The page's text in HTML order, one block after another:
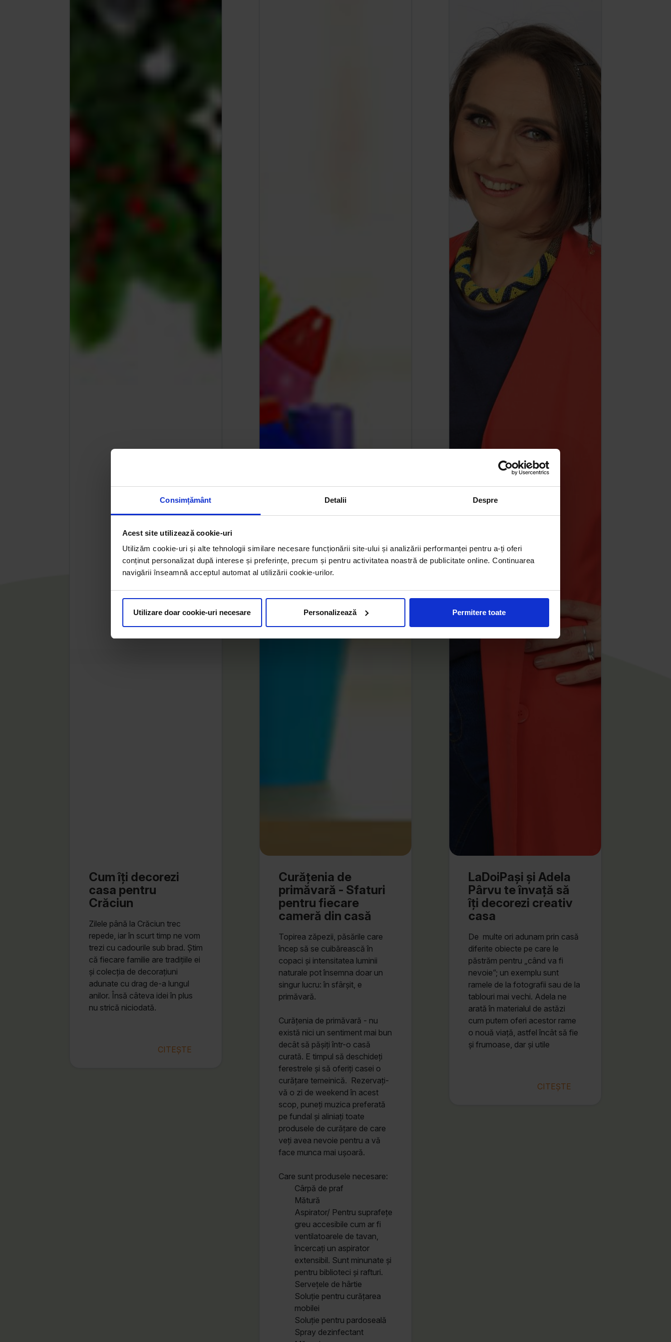
Consimțământ Detalii Despre
Acest site utilizează cookie-uri
Utilizăm cookie-uri și alte tehnologii similare necesare funcționării site-ului și analizării performanței pentru a-ți oferi
conținut personalizat după interese și preferințe, precum și pentru activitatea noastră de publicitate online. Continuarea
navigării înseamnă acceptul automat al utilizării cookie-urilor.
Utilizare doar cookie-uri necesare Personalizează Permitere toate
Cum îți decorezi
casa pentru
Crăciun
Zilele până la Crăciun trec
repede, iar în scurt timp ne vom
trezi cu cadourile sub brad. Știm
că fiecare familie are tradițiile ei
și colecția de decorațiuni
adunate cu drag de-a lungul
anilor. Însă câteva idei în plus
nu strică niciodată.
CITEȘTE
Curățenia de
primăvară - Sfaturi
pentru fiecare
cameră din casă
Topirea zăpezii, păsările care
încep să se cuibărească în
copaci și intensitatea luminii
naturale pot însemna doar un
singur lucru: în sfârșit, e
primăvară.
Curățenia de primăvară - nu
există nici un sentiment mai bun
decât să pășiți într-o casă
curată. E timpul să deschideți
ferestrele și să oferiți casei o
curățare temeinică. Rezervați-
vă o zi de weekend în acest
scop, puneți muzica preferată
pe fundal și aliniați toate
produsele de curățare de care
veți avea nevoie pentru a vă
face munca mai ușoară.
Care sunt produsele necesare:
Cârpă de praf
Mătură
Aspirator/ Pentru suprafețe
greu accesibile cum ar fi
ventilatoarele de tavan,
încercați un aspirator
extensibil. Sunt minunate și
pentru biblioteci și rafturi.
Servețele de hârtie
Soluție pentru curățarea
mobilei
Soluție pentru pardoseală
Spray dezinfectant
LaDoiPași și Adela
Pârvu te învață să
îți decorezi creativ
casa
De multe ori adunam prin casă
diferite obiecte pe care le
păstrăm pentru „când va fi
nevoie”; un exemplu sunt
ramele de la fotografii sau de la
tablouri mai vechi. Adela ne
arată în materialul de astăzi
cum putem oferi acestor rame
o nouă viață, astfel încât să fie
și frumoase, dar și utile
CITEȘTE